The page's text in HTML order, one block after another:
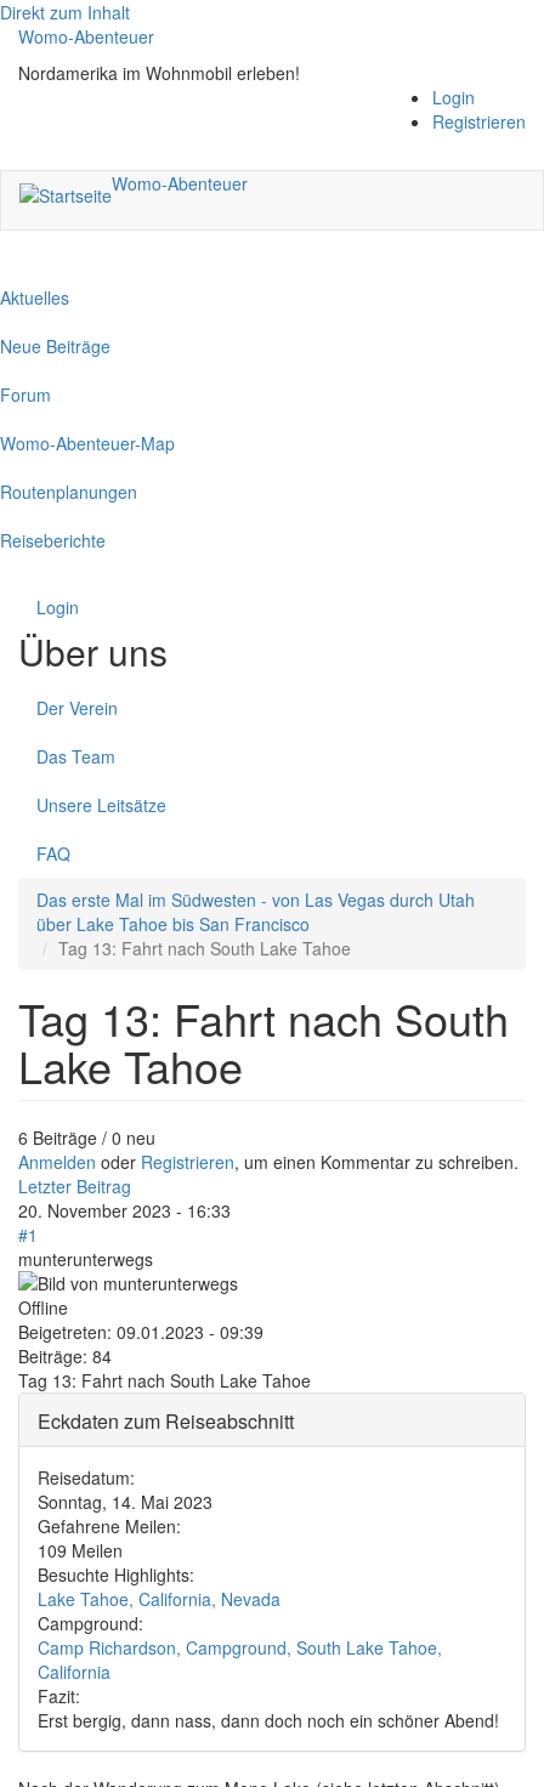
Direkt zum Inhalt
Womo-Abenteuer
Nordamerika im Wohnmobil erleben!
Login
Registrieren
Womo-Abenteuer
Aktuelles
Neue Beiträge
Forum
Womo-Abenteuer-Map
Routenplanungen
Reiseberichte
Login
Über uns
Der Verein
Das Team
Unsere Leitsätze
FAQ
Das erste Mal im Südwesten - von Las Vegas durch Utah
über Lake Tahoe bis San Francisco
Tag 13: Fahrt nach South Lake Tahoe
Tag 13: Fahrt nach South
Lake Tahoe
6 Beiträge / 0 neu
Anmelden oder Registrieren, um einen Kommentar zu schreiben.
Letzter Beitrag
20. November 2023 - 16:33
#1
munterunterwegs
Offline
Beigetreten: 09.01.2023 - 09:39
Beiträge: 84
Tag 13: Fahrt nach South Lake Tahoe
Eckdaten zum Reiseabschnitt
Reisedatum:
Sonntag, 14. Mai 2023
Gefahrene Meilen:
109 Meilen
Besuchte Highlights:
Lake Tahoe, California, Nevada
Campground:
Camp Richardson, Campground, South Lake Tahoe,
California
Fazit:
Erst bergig, dann nass, dann doch noch ein schöner Abend!